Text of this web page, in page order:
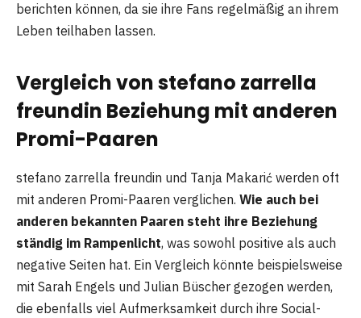
berichten können, da sie ihre Fans regelmäßig an ihrem
Leben teilhaben lassen.
Vergleich von stefano zarrella
freundin Beziehung mit anderen
Promi-Paaren
stefano zarrella freundin und Tanja Makarić werden oft
mit anderen Promi-Paaren verglichen. Wie auch bei
anderen bekannten Paaren steht ihre Beziehung
ständig im Rampenlicht, was sowohl positive als auch
negative Seiten hat. Ein Vergleich könnte beispielsweise
mit Sarah Engels und Julian Büscher gezogen werden,
die ebenfalls viel Aufmerksamkeit durch ihre Social-